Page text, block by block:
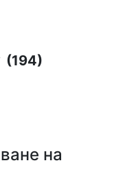
(194)
на